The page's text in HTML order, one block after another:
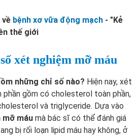
về bệnh xơ vữa động mạch - "Kẻ
thế giới
xét nghiệm mỡ máu
những chỉ số nào? Hiện nay, xét
phần gồm có cholesterol toàn phần,
và triglyceride. Dựa vào
mỡ máu mà bác sĩ có thể đánh giá
bị rối loạn lipid máu hay không, ở